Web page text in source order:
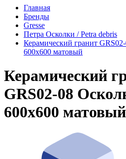
Главная
Бренды
Gresse
Петра Осколки / Petra debris
Керамический гранит
600x600 матовый
Керамический
GRS02-08
600x600 матовый